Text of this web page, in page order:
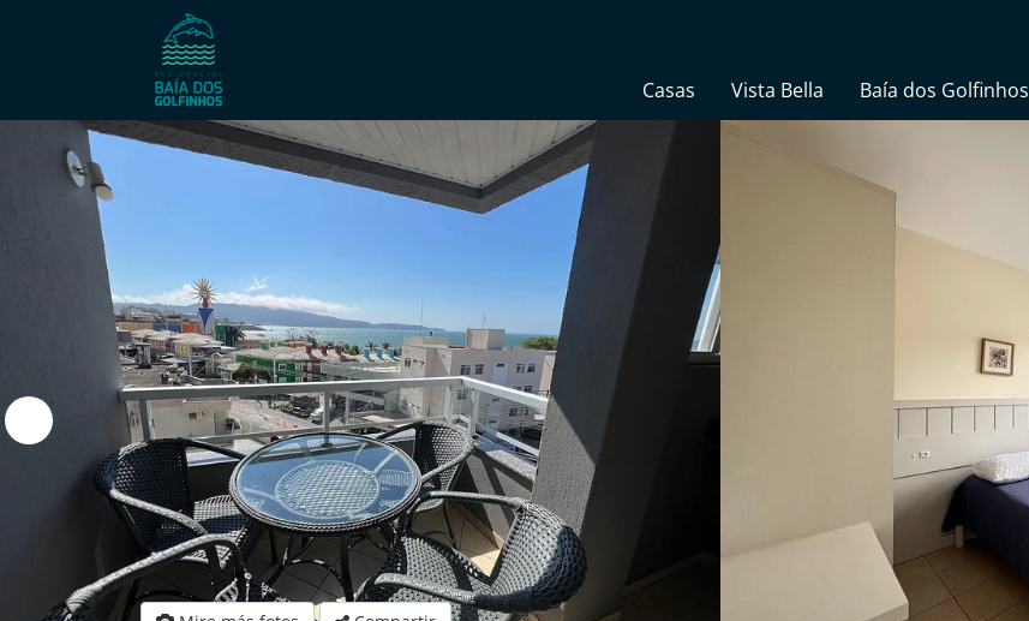
Casas
Residencial Elsa Tarcila
Casa Tarcila
Residencial Marcelo Pinheiro
Vista Bella Baía dos Golfinhos